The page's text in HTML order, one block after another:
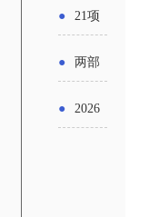
额信贷
实施条
例新变
金投向
领域及
申报要
五”期间
支持科
● 21项
务培育
● 两部
● 2026